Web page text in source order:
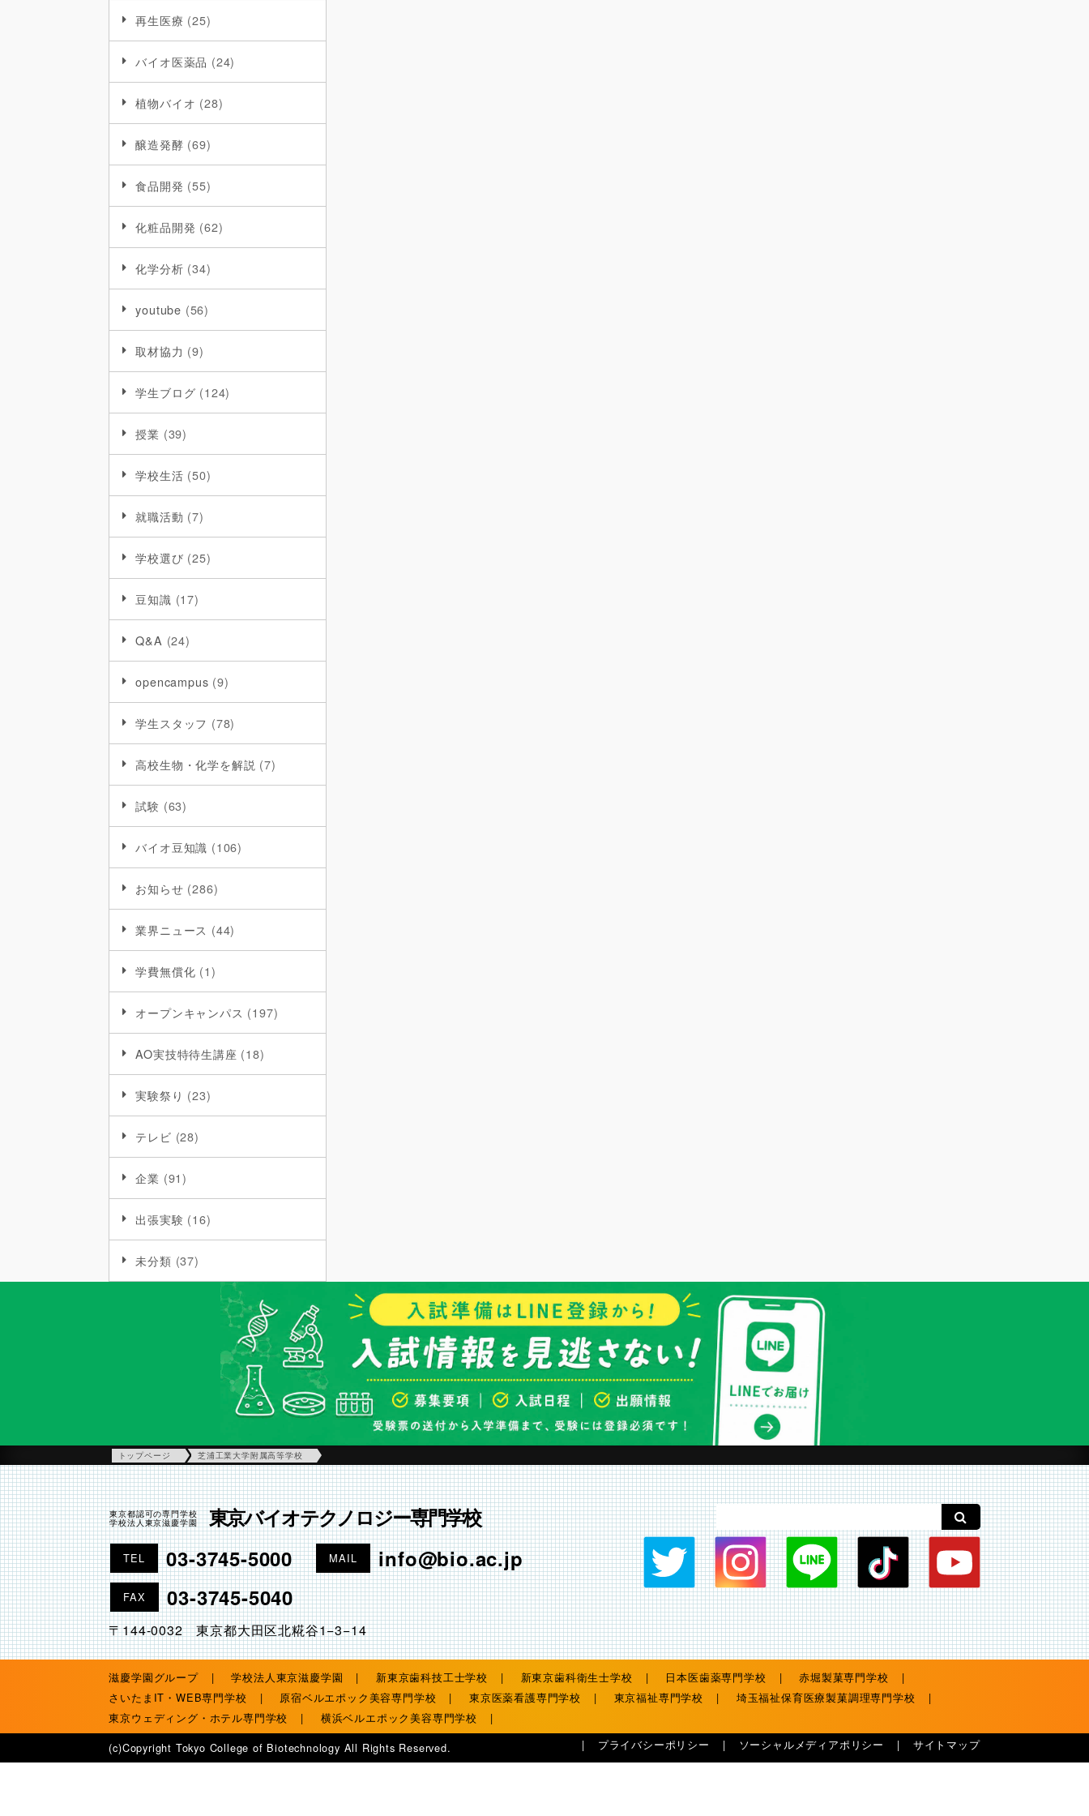
再生医療 (25)
バイオ医薬品 (24)
植物バイオ (28)
醸造発酵 (69)
食品開発 (55)
化粧品開発 (62)
化学分析 (34)
youtube (56)
取材協力 (9)
学生ブログ (124)
授業 (39)
学校生活 (50)
就職活動 (7)
学校選び (25)
豆知識 (17)
Q&A (24)
opencampus (9)
学生スタッフ (78)
高校生物・化学を解説 (7)
試験 (63)
バイオ豆知識 (106)
お知らせ (286)
業界ニュース (44)
学費無償化 (1)
オープンキャンパス (197)
AO実技特待生講座 (18)
実験祭り (23)
テレビ (28)
企業 (91)
出張実験 (16)
未分類 (37)
トップページ 芝浦工業大学附属高等学校
東京都認可の専門学校
学校法人東京滋慶学園
東京バイオテクノロジー専門学校
TEL 03-3745-5000 MAIL info@bio.ac.jp
FAX 03-3745-5040
〒144-0032 東京都大田区北糀谷1−3−14
滋慶学園グループ 学校法人東京滋慶学園 新東京歯科技工士学校 新東京歯科衛生士学校 日本医歯薬専門学校
赤堀製菓専門学校
さいたまIT・WEB専門学校
原宿ベルエポック美容専門学校 東京医薬看護専門学校 東京福祉専門学校
埼玉福祉保育医療製菓調理専門学校
東京ウェディング・ホテル専門学校
横浜ベルエポック美容専門学校
サイトマップ
ソーシャルメディアポリシー
プライバシーポリシー
(c)Copyright Tokyo College of Biotechnology All Rights Reserved.